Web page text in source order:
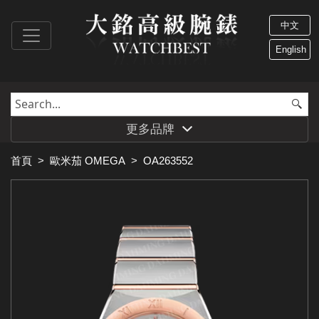
中文
English
更多品牌
首頁 > 歐米茄 OMEGA > OA263552